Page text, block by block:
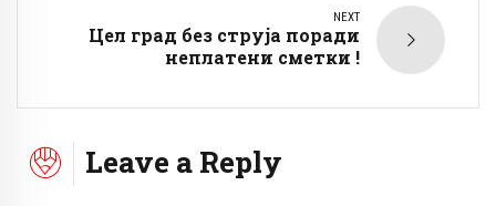
NEXT
Цел град без струја поради
неплатени сметки !
Leave a Reply